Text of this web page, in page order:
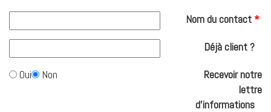
Nom du contact*
Déjà client ?
Oui
Non
Recevoir notre
lettre
d'informations